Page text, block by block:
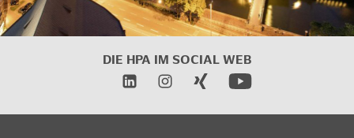
DIE HPA IM SOCIAL WEB